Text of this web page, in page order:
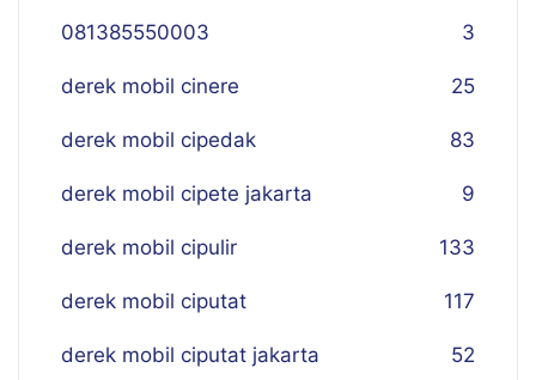
081385550003 3
derek mobil cinere 25
derek mobil cipedak 83
derek mobil cipete jakarta 9
derek mobil cipulir 133
derek mobil ciputat 117
derek mobil ciputat jakarta 52